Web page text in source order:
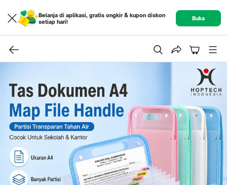
Belanja di aplikasi, gratis ongkir & kupon diskon
setiap hari!
Buka